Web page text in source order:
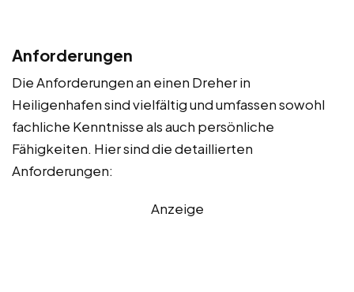
Anforderungen
Die Anforderungen an einen Dreher in
Heiligenhafen sind vielfältig und umfassen sowohl
fachliche Kenntnisse als auch persönliche
Fähigkeiten. Hier sind die detaillierten
Anforderungen:
Anzeige